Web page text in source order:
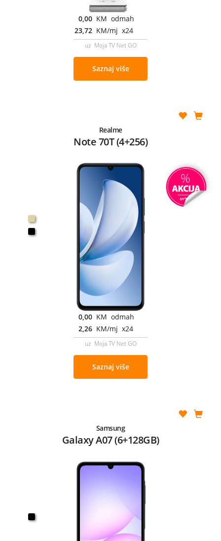
0,00 KM odmah
23,72 KM/mj x24
uz Moja TV Net GO
Saznaj više
Realme
Note 70T (4+256)
0,00 KM odmah
2,26 KM/mj x24
uz Moja TV Net GO
Saznaj više
Samsung
Galaxy A07 (6+128GB)